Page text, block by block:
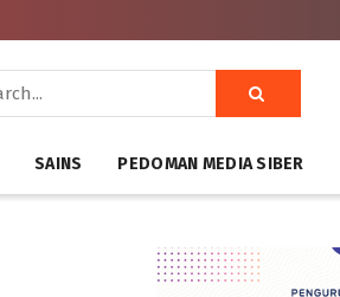
SAINS PEDOMAN MEDIA SIBER